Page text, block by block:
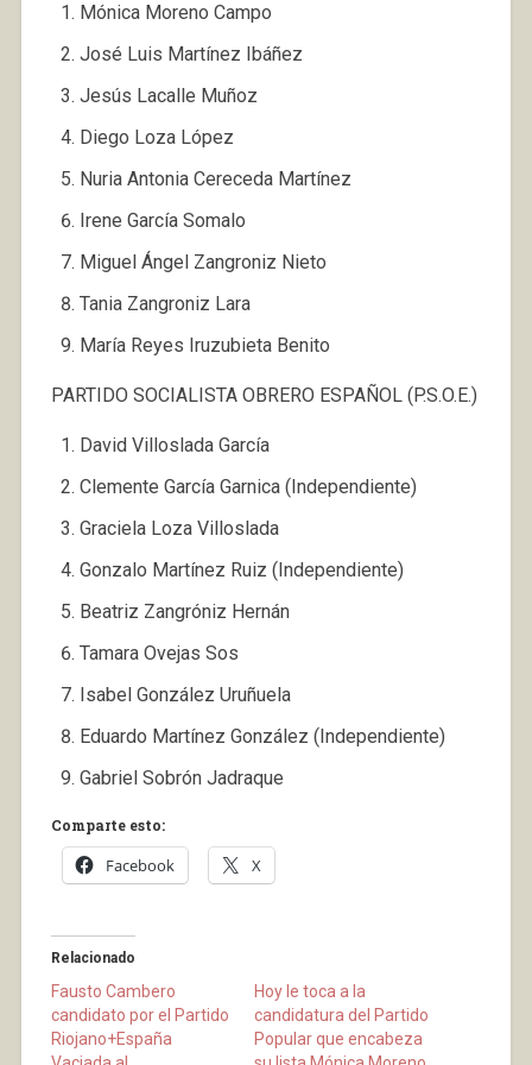
Mónica Moreno Campo
José Luis Martínez Ibáñez
Jesús Lacalle Muñoz
Diego Loza López
Nuria Antonia Cereceda Martínez
Irene García Somalo
Miguel Ángel Zangroniz Nieto
Tania Zangroniz Lara
María Reyes Iruzubieta Benito
PARTIDO SOCIALISTA OBRERO ESPAÑOL (P.S.O.E.)
David Villoslada García
Clemente García Garnica (Independiente)
Graciela Loza Villoslada
Gonzalo Martínez Ruiz (Independiente)
Beatriz Zangróniz Hernán
Tamara Ovejas Sos
Isabel González Uruñuela
Eduardo Martínez González (Independiente)
Gabriel Sobrón Jadraque
Comparte esto:
Facebook X
Relacionado
Fausto Cambero
candidato por el Partido
Riojano+España
Hoy le toca a la
candidatura del Partido
Popular que encabeza